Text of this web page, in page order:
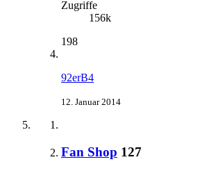
Zugriffe
156k
198
92erB4
12. Januar 2014
Fan Shop 127